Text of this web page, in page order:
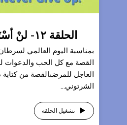
الحلقة ١٢- لنْ أسْتَسلِمَ أبَداً!
بمناسبة اليوم العالمي
القصة مع كل الحب والدعوات
العاجل للمرضىالقصة من كتابة
الشرتوني...
تشغيل الحلقة